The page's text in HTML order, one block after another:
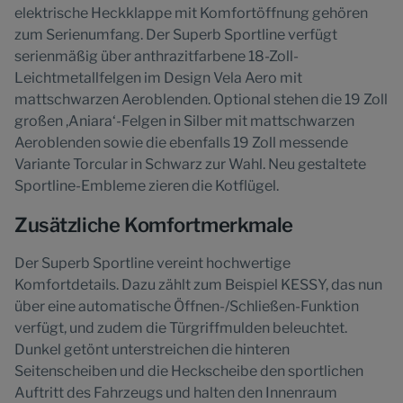
elektrische Heckklappe mit Komfortöffnung gehören
zum Serienumfang. Der Superb Sportline verfügt
serienmäßig über anthrazitfarbene 18-Zoll-
Leichtmetallfelgen im Design Vela Aero mit
mattschwarzen Aeroblenden. Optional stehen die 19 Zoll
großen ,Aniara‘-Felgen in Silber mit mattschwarzen
Aeroblenden sowie die ebenfalls 19 Zoll messende
Variante Torcular in Schwarz zur Wahl. Neu gestaltete
Sportline-Embleme zieren die Kotflügel.
Zusätzliche Komfortmerkmale
Der Superb Sportline vereint hochwertige
Komfortdetails. Dazu zählt zum Beispiel KESSY, das nun
über eine automatische Öffnen-/Schließen-Funktion
verfügt, und zudem die Türgriffmulden beleuchtet.
Dunkel getönt unterstreichen die hinteren
Seitenscheiben und die Heckscheibe den sportlichen
Auftritt des Fahrzeugs und halten den Innenraum